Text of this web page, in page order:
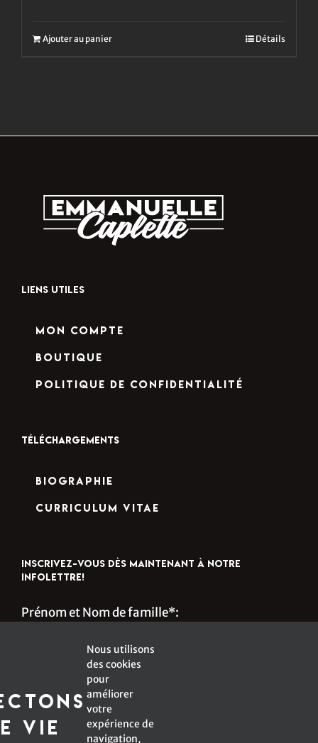
Ajouter au panier Détails
LIENS UTILES
Mon compte
Boutique
Politique de confidentialité
TÉLÉCHARGEMENTS
Biographie
Curriculum Vitae
INSCRIVEZ-VOUS DÈS MAINTENANT À NOTRE
INFOLETTRE!
Prénom et Nom de famille*:
vie
Nous utilisons
des cookies
pour
améliorer
votre
expérience de
navigation,